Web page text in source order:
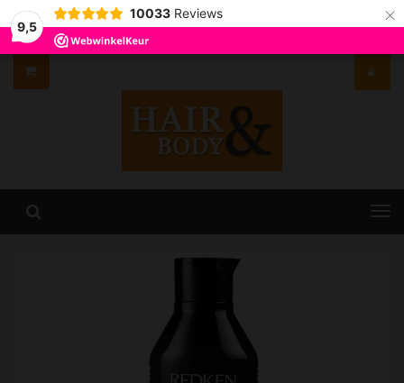
9,5
10033 Reviews ×